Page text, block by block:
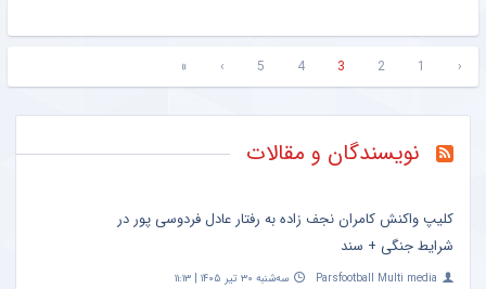
‹
1
2
3
4
5
›
»
نویسندگان و مقالات
کلیپ واکنش کامران نجف زاده به رفتار عادل فردوسی پور در
شرایط جنگی + سند
Parsfootball Multi media سه‌شنبه ۳۰ تیر ۱۴۰۵ | ۱۱:۱۳